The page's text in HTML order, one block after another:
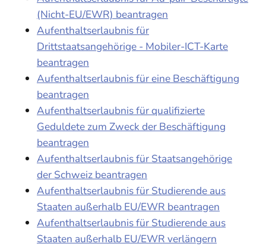
(Nicht-EU/EWR) beantragen
Aufenthaltserlaubnis für
Drittstaatsangehörige - Mobiler-ICT-Karte
beantragen
Aufenthaltserlaubnis für eine Beschäftigung
beantragen
Aufenthaltserlaubnis für qualifizierte
Geduldete zum Zweck der Beschäftigung
beantragen
Aufenthaltserlaubnis für Staatsangehörige
der Schweiz beantragen
Aufenthaltserlaubnis für Studierende aus
Staaten außerhalb EU/EWR beantragen
Aufenthaltserlaubnis für Studierende aus
Staaten außerhalb EU/EWR verlängern